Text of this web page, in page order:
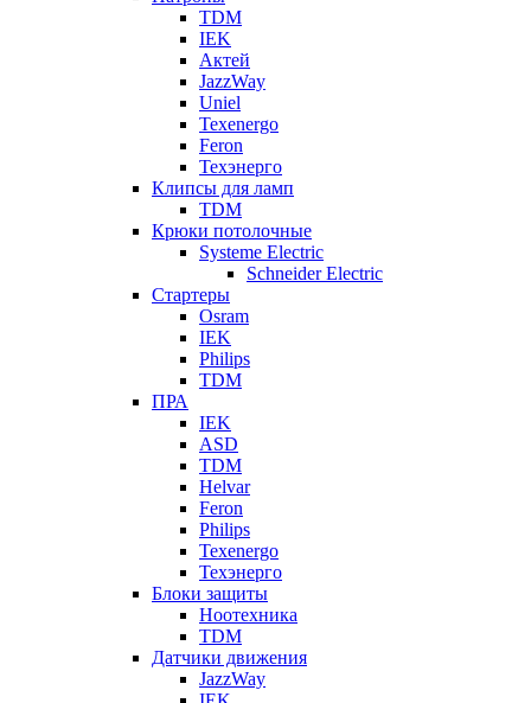
TDM
IEK
Актей
JazzWay
Uniel
Texenergo
Feron
Техэнерго
Клипсы для ламп
TDM
Крюки потолочные
Systeme Electric
Schneider Electric
Стартеры
Osram
IEK
Philips
TDM
ПРА
IEK
ASD
TDM
Helvar
Feron
Philips
Texenergo
Техэнерго
Блоки защиты
Ноотехника
TDM
Датчики движения
JazzWay